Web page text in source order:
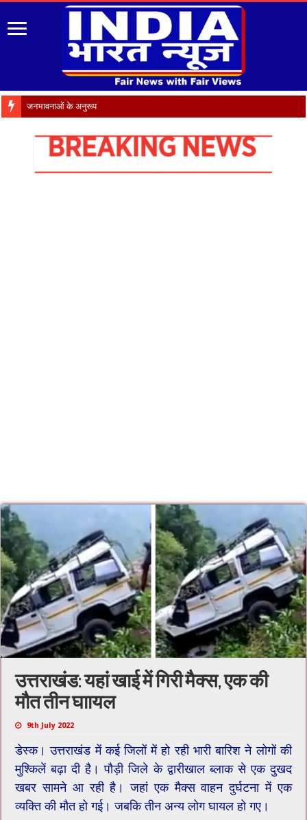
जनभावनाओं के अनुरूप उच्च न्यायालय और स्था
उत्तराखंड: यहां खाई में गिरी मैक्स, एक की
मौत तीन घाायल
9th July 2022
डेस्क। उत्तराखंड में कई जिलों में हो रही भारी बारिश ने लोगों की
मुश्किलें बढ़ा दी है। पौड़ी जिले के द्वारीखाल ब्लाक से एक दुखद
खबर सामने आ रही है। जहां एक मैक्स वाहन दुर्घटना में एक
व्यक्ति की मौत हो गई। जबकि तीन अन्य लोग घायल हो गए।